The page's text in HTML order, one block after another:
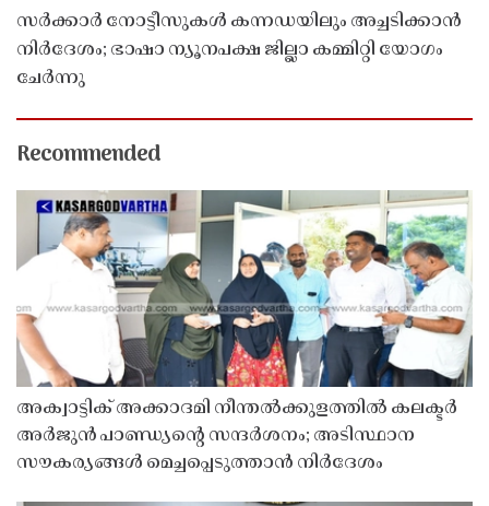
സർക്കാർ നോട്ടീസുകൾ കന്നഡയിലും അച്ചടിക്കാൻ
നിർദേശം; ഭാഷാ ന്യൂനപക്ഷ ജില്ലാ കമ്മിറ്റി യോഗം
ചേർന്നു
Recommended
അക്വാട്ടിക് അക്കാദമി നീന്തൽക്കുളത്തിൽ കലക്ടർ
അർജുൻ പാണ്ഡ്യൻ്റെ സന്ദർശനം; അടിസ്ഥാന
സൗകര്യങ്ങൾ മെച്ചപ്പെടുത്താൻ നിർദേശം